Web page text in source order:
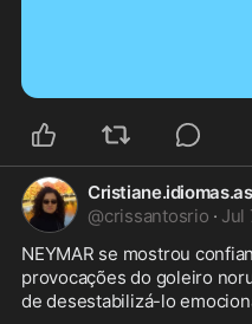
@crissantosrio · Jul
NEYMAR se mostrou
provocações do goleiro
de desestabilizá-lo